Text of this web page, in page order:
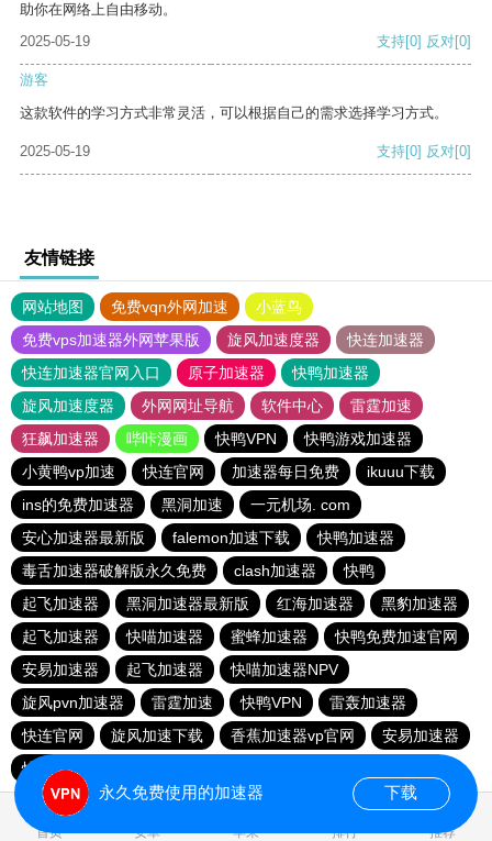
助你在网络上自由移动。
2025-05-19
支持[0] 反对[0]
游客
这款软件的学习方式非常灵活，可以根据自己的需求选择学习方式。
2025-05-19 支持[0] 反对[0]
友情链接
网站地图 免费vqn外网加速
小蓝鸟
免费vps加速器外网苹果版
旋风加速度器
快连加速器
快连加速器官网入口
原子加速器
快鸭加速器
旋风加速度器
外网网址导航 软件中心
雷霆加速
狂飙加速器
哔咔漫画 快鸭VPN
快鸭游戏加速器
小黄鸭vp加速
快连官网 加速器每日免费
ikuuu下载
ins的免费加速器
黑洞加速
一元机场. com
安心加速器最新版
falemon加速下载
快鸭加速器
毒舌加速器破解版永久免费
clash加速器
快鸭
起飞加速器
黑洞加速器最新版 红海加速器
黑豹加速器
起飞加速器
快喵加速器 蜜蜂加速器
快鸭免费加速官网
安易加速器
起飞加速器
快喵加速器NPV
旋风pvn加速器
雷霆加速 快鸭VPN
雷轰加速器
快连官网
旋风加速下载 香蕉加速器vp官网
安易加速器
快鸭游戏加速器
首页 安卓 苹果 排行 推荐
永久免费使用的加速器 下载
0.017028s